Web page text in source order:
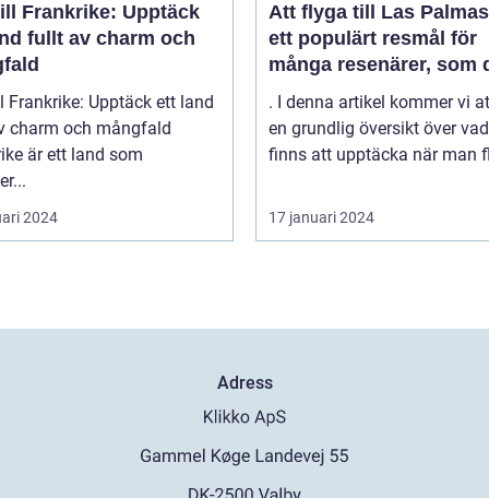
Frankrike: Upptäck
fullt av charm och
Frankrike: Upptäck ett land
charm och mångfald
är ett land som
2024
Att flyga till Las
ett populärt resmål för
många resenärer, som
till de vackra
behagliga klimatet och
avslappnade
denna spanska ö
. I denna artikel kommer vi
en grundlig översikt över
finns att upptäcka när man
17 januari 2024
Adress